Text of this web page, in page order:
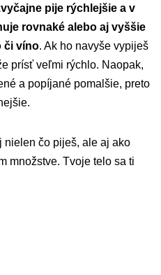
pije rýchlejšie a v
rovnaké alebo aj vyššie
či víno. Ak ho navyše vypiješ
prísť veľmi rýchlo. Naopak,
a popíjané pomalšie, preto
nielen čo piješ, ale aj ako
množstve. Tvoje telo sa ti